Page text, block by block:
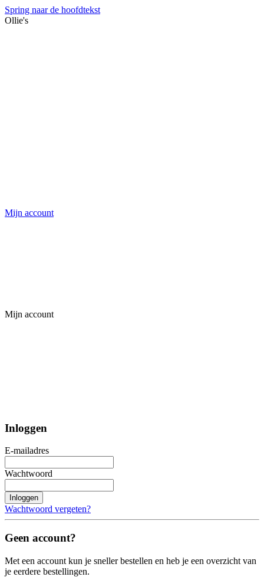
Spring naar de hoofdtekst
Ollie's
Mijn account
Mijn account
Inloggen
E-mailadres
Wachtwoord
Inloggen
Wachtwoord vergeten?
Geen account?
Met een account kun je sneller bestellen en heb je een overzicht van
je eerdere bestellingen.